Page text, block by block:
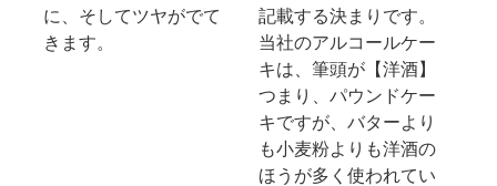
に、そしてツヤがでて
きます。
記載する決まりです。
当社のアルコールケー
キは、筆頭が【洋酒】
つまり、パウンドケー
キですが、バターより
も小麦粉よりも洋酒の
ほうが多く使われてい